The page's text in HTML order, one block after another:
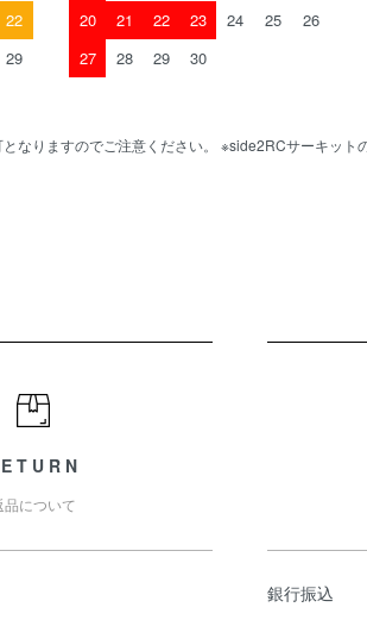
22
29
20
21 22 23 24 25
26
27
28 29 30
なりますのでご注意ください。 ※side2RCサーキット
品について
銀行振込